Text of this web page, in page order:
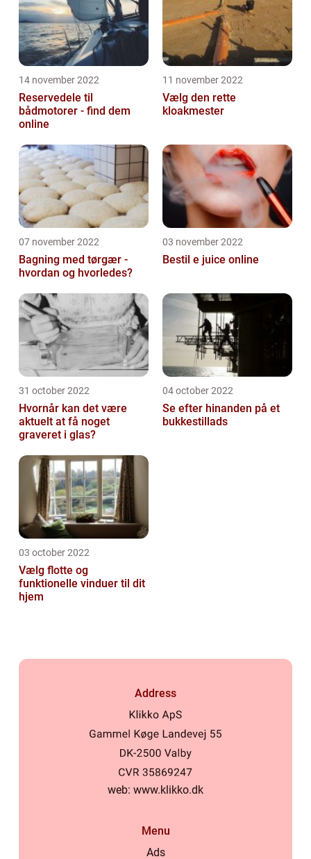
14 november 2022
Reservedele til
bådmotorer - find dem
online
11 november 2022
Vælg den rette
kloakmester
07 november 2022
Bagning med tørgær -
hvordan og hvorledes?
03 november 2022
Bestil e juice online
31 october 2022
Hvornår kan det være
aktuelt at få noget
graveret i glas?
04 october 2022
Se efter hinanden på et
bukkestillads
03 october 2022
Vælg flotte og
funktionelle vinduer til dit
hjem
Address
web: www.klikko.dk
Menu
Ads